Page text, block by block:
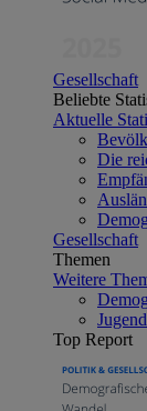
Gesellschaft
Beliebte
Aktuelle
Die
Gesellschaft
Themen
Weitere
Top Report